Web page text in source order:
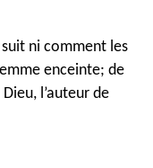
ni comment les
enceinte; de
l’auteur de